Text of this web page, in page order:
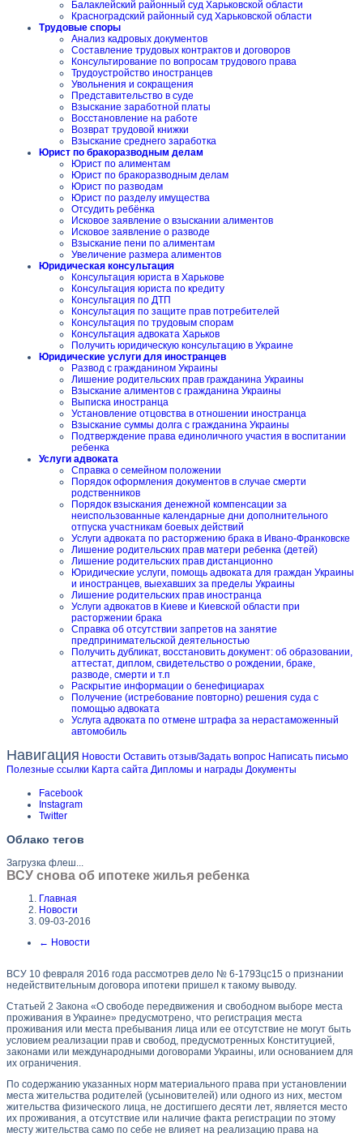
Балаклейский районный суд Харьковской области
Красноградский районный суд Харьковской области
Трудовые споры
Анализ кадровых документов
Составление трудовых контрактов и договоров
Консультирование по вопросам трудового права
Трудоустройство иностранцев
Увольнения и сокращения
Представительство в суде
Взыскание заработной платы
Восстановление на работе
Возврат трудовой книжки
Взыскание среднего заработка
Юрист по бракоразводным делам
Юрист по алиментам
Юрист по бракоразводным делам
Юрист по разводам
Юрист по разделу имущества
Отсудить ребёнка
Исковое заявление о взыскании алиментов
Исковое заявление о разводе
Взыскание пени по алиментам
Увеличение размера алиментов
Юридическая консультация
Консультация юриста в Харькове
Консультация юриста по кредиту
Консультация по ДТП
Консультация по защите прав потребителей
Консультация по трудовым спорам
Консультация адвоката Харьков
Получить юридическую консультацию в Украине
Юридические услуги для иностранцев
Развод с гражданином Украины
Лишение родительских прав гражданина Украины
Взыскание алиментов с гражданина Украины
Выписка иностранца
Установление отцовства в отношении иностранца
Взыскание суммы долга с гражданина Украины
Подтверждение права единоличного участия в воспитании
ребенка
Услуги адвоката
Справка о семейном положении
Порядок оформления документов в случае смерти
родственников
Порядок взыскания денежной компенсации за
неиспользованные календарные дни дополнительного
отпуска участникам боевых действий
Услуги адвоката по расторжению брака в Ивано-Франковске
Лишение родительских прав матери ребенка (детей)
Лишение родительских прав дистанционно
Юридические услуги, помощь адвоката для граждан Украины
и иностранцев, выехавших за пределы Украины
Лишение родительских прав иностранца
Услуги адвокатов в Киеве и Киевской области при
расторжении брака
Справка об отсутствии запретов на занятие
предпринимательской деятельностью
Получить дубликат, восстановить документ: об образовании,
аттестат, диплом, свидетельство о рождении, браке,
разводе, смерти и т.п
Раскрытие информации о бенефициарах
Получение (истребование повторно) решения суда с
помощью адвоката
Услуга адвоката по отмене штрафа за нерастаможенный
автомобиль
Навигация Новости Оставить отзыв/Задать вопрос Написать письмо
Полезные ссылки Карта сайта Дипломы и награды Документы
Facebook
Instagram
Twitter
Облако тегов
Загрузка флеш...
ВСУ снова об ипотеке жилья ребенка
Главная
Новости
09-03-2016
← Новости
ВСУ 10 февраля 2016 года рассмотрев дело № 6-1793цс15 о признании
недействительным договора ипотеки пришел к такому выводу.
Статьей 2 Закона «О свободе передвижения и свободном выборе места
проживания в Украине» предусмотрено, что регистрация места
проживания или места пребывания лица или ее отсутствие не могут быть
условием реализации прав и свобод, предусмотренных Конституцией,
законами или международными договорами Украины, или основанием для
их ограничения.
По содержанию указанных норм материального права при установлении
места жительства родителей (усыновителей) или одного из них, местом
жительства физического лица, не достигшего десяти лет, является место
их проживания, а отсутствие или наличие факта регистрации по этому
месту жительства само по себе не влияет на реализацию права на